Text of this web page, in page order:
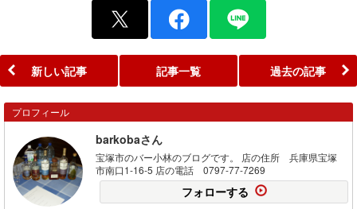
新しい記事 記事一覧 過去の記事
プロフィール
barkobaさん
宝塚市のバー小林のブログです。 店の住所 兵庫県宝塚
市南口1-16-5 店の電話 0797-77-7269
フォローする